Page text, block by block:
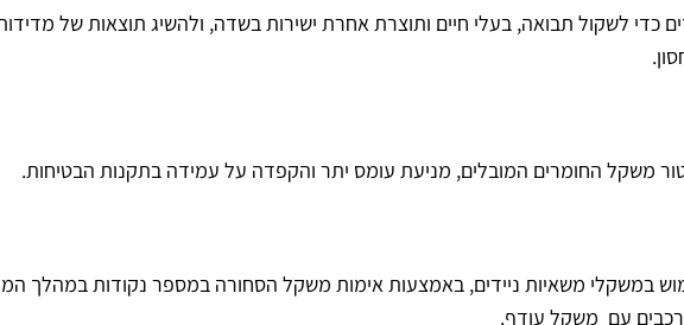
כדי לשקול תבואה, בעלי חיים ותוצרת אחרת ישירות בשדה, ולהשיג תוצאות של
משקל החומרים המובלים, מניעת עומס יתר והקפדה על עמידה בתקנות הבטיחות.
במשקלי משאיות ניידים, באמצעות אימות משקל הסחורה במספר נקודות במהלך
עם משקל עודף.